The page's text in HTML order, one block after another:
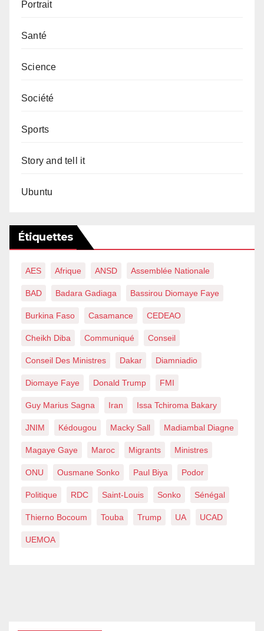
Portrait
Santé
Science
Société
Sports
Story and tell it
Ubuntu
Étiquettes
AES Afrique ANSD Assemblée Nationale
BAD Badara Gadiaga Bassirou Diomaye Faye
Burkina Faso Casamance CEDEAO
Cheikh Diba Communiqué Conseil
Conseil Des Ministres Dakar Diamniadio
Diomaye Faye Donald Trump FMI
Guy Marius Sagna Iran Issa Tchiroma Bakary
JNIM Kédougou Macky Sall Madiambal Diagne
Magaye Gaye Maroc Migrants Ministres
ONU Ousmane Sonko Paul Biya Podor
Politique RDC Saint-Louis Sonko Sénégal
Thierno Bocoum Touba Trump UA UCAD
UEMOA